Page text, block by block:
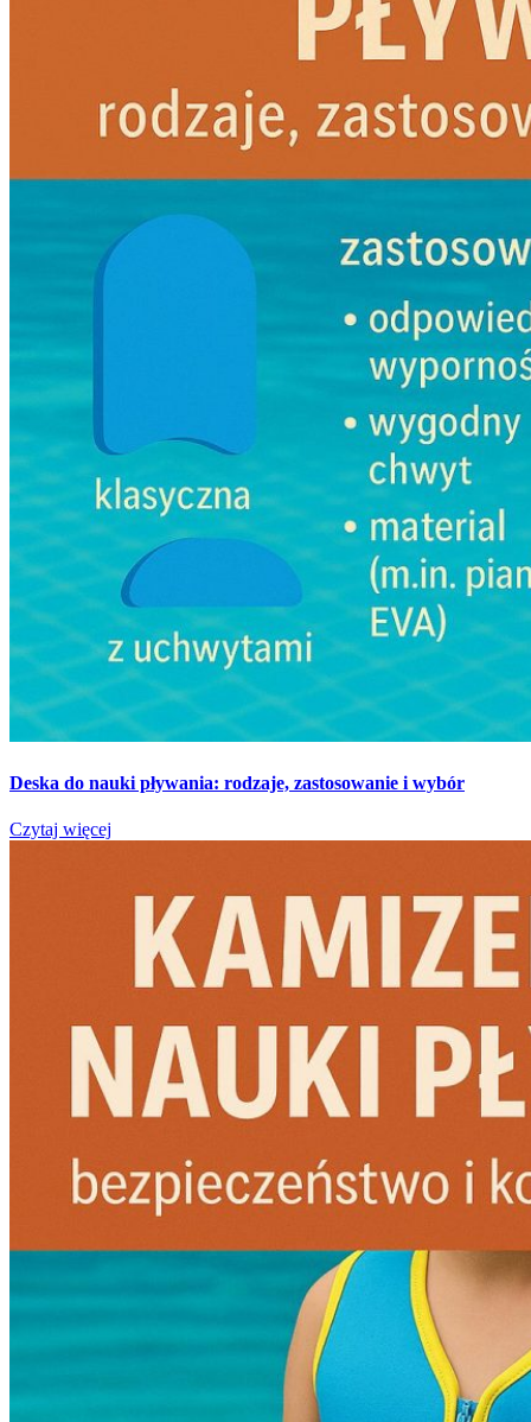
Deska do nauki pływania: rodzaje, zastosowanie i wybór
Czytaj więcej